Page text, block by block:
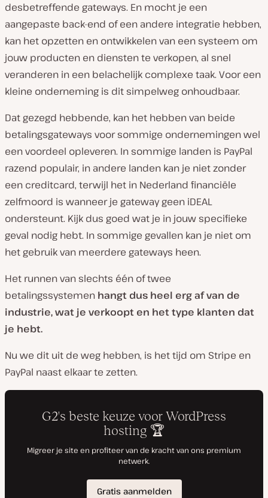
desbetreffende gateways. En mocht je een
aangepaste back-end of een andere integratie hebben,
kan het opzetten en ontwikkelen van een systeem om
jouw producten en diensten te verkopen, al snel
veranderen in een belachelijk complexe taak. Voor een
kleine onderneming is dit simpelweg onhoudbaar.
Dat gezegd hebbende, kan het hebben van beide
betalingsgateways voor sommige ondernemingen wel
een voordeel opleveren. In sommige landen is PayPal
razend populair, in andere landen kan je niet zonder
een creditcard, terwijl het in Nederland financiële
zelfmoord is wanneer je gateway geen iDEAL
ondersteunt. Kijk dus goed wat je in jouw specifieke
geval nodig hebt. In sommige gevallen kan je niet om
het gebruik van meerdere gateways heen.
Het runnen van slechts één of twee
betalingssystemen hangt dus heel erg af van de
industrie, wat je verkoopt en het type klanten dat
je hebt.
Nu we dit uit de weg hebben, is het tijd om Stripe en
PayPal naast elkaar te zetten.